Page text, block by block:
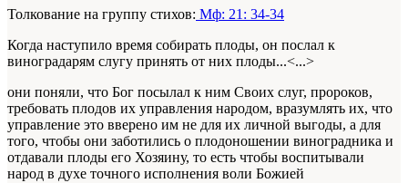
Толкование на группу стихов: Мф: 21: 34-34
Когда наступило время собирать плоды, он послал к
виноградарям слугу принять от них плоды...<...>
они поняли, что Бог посылал к ним Своих слуг, пророков,
требовать плодов их управления народом, вразумлять их, что
управление это вверено им не для их личной выгоды, а для
того, чтобы они заботились о плодоношении виноградника и
отдавали плоды его Хозяину, то есть чтобы воспитывали
народ в духе точного исполнения воли Божией